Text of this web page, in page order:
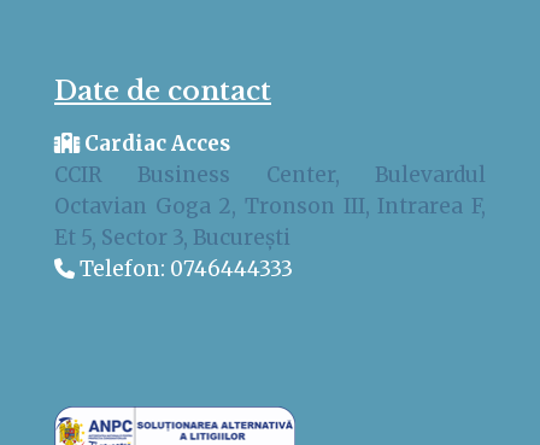
Date de contact
Cardiac Acces
CCIR Business Center, Bulevardul
Octavian Goga 2, Tronson III, Intrarea F,
Et 5, Sector 3, București
Telefon: 0746444333